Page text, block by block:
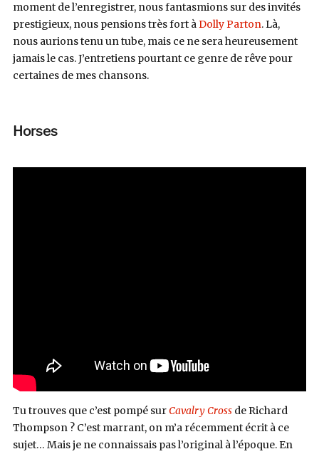
moment de l’enregistrer, nous fantasmions sur des invités
prestigieux, nous pensions très fort àDolly Parton. Là,
nous aurions tenu un tube, mais ce ne sera heureusement
jamais le cas. J’entretiens pourtant ce genre de rêve pour
certaines de mes chansons.
Horses
Tu trouves que c’est pompé surCavalry Cross de Richard
Thompson ? C’est marrant, on m’a récemment écrit à ce
sujet… Mais je ne connaissais pas l’original à l’époque. En